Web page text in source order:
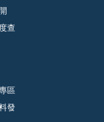
查
區
發